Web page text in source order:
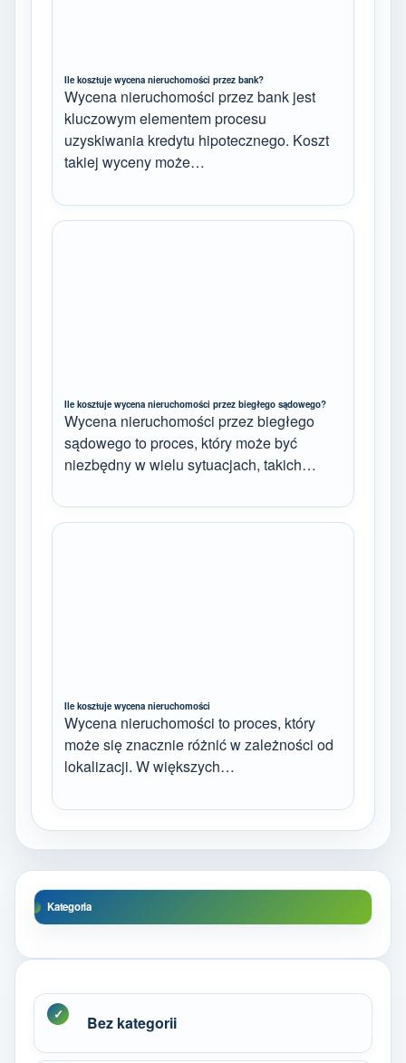
Ile kosztuje wycena nieruchomości przez bank?
Wycena nieruchomości przez bank jest
kluczowym elementem procesu
uzyskiwania kredytu hipotecznego. Koszt
takiej wyceny może…
Ile kosztuje wycena nieruchomości przez biegłego sądowego?
Wycena nieruchomości przez biegłego
sądowego to proces, który może być
niezbędny w wielu sytuacjach, takich…
Ile kosztuje wycena nieruchomości
Wycena nieruchomości to proces, który
może się znacznie różnić w zależności od
lokalizacji. W większych…
Kategoria
Bez kategorii